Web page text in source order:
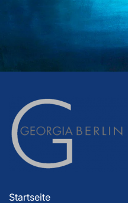
Startseite